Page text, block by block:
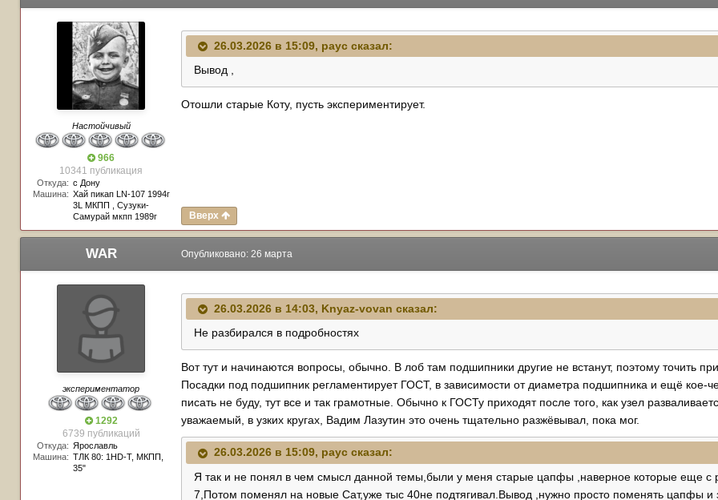
Настойчивый
966
10341 публикация
Откуда: с Дону
Машина: Хай пикап LN-107 1994г
3L МКПП , Сузуки-
Самурай мкпп 1989г
26.03.2026 в 15:09, payc сказал:
Вывод ,
Отошли старые Коту, пусть экспериментирует.
Вверх
WAR
экспериментатор
1292
6739 публикаций
Откуда: Ярославль
Машина: TЛК 80: 1HD-T, МКПП,
35"
Опубликовано: 26 марта
26.03.2026 в 14:03, Knyaz-vovan сказал:
Не разбирался в подробностях
Вот тут и начинаются вопросы, обычно. В лоб там подшипники другие не встанут, поэтому точить
Посадки под подшипник регламентирует ГОСТ, в зависимости от диаметра подшипника и ещё кое-
писать не буду, тут все и так грамотные. Обычно к ГОСТу приходят после того, как узел
уважаемый, в узких кругах, Вадим Лазутин это очень тщательно разжёвывал, пока мог.
26.03.2026 в 15:09, payc сказал:
Я так и не понял в чем смысл данной темы,были у меня старые цапфы ,наверное которые еще с
7,Потом поменял на новые Сат,уже тыс 40не подтягивал.Вывод ,нужно просто поменять цапфы и